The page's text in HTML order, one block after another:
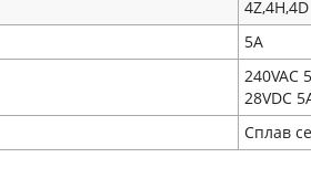
4Z,4H,4D
5A
240VAC
28VDC
Сплав